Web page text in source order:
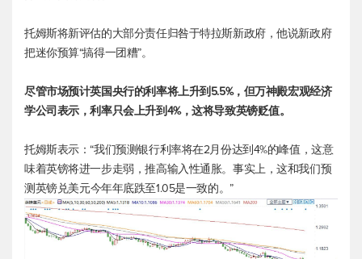
托姆斯将新评估的大部分责任归咎于特拉斯新政府，他说新政府
把迷你预算“搞得一团糟”。
尽管市场预计英国央行的利率将上升到5.5%，但万神殿宏观经济
学公司表示，利率只会上升到4%，这将导致英镑贬值。
托姆斯表示：“我们预测银行利率将在2月份达到4%的峰值，这意
味着英镑将进一步走弱，推高输入性通胀。事实上，这和我们预
测英镑兑美元今年年底跌至1.05是一致的。”